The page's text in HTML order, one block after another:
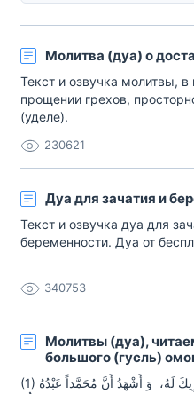
Молитва (дуа) о
Текст и озвучка молитвы, в
прощении грехов,
(уделе).
230621
Дуа для зачатия и
Текст и озвучка дуа для
беременности. Дуа от
340753
Молитвы (дуа),
большого (гусль)
(1) أَشْهَدُ أَنْ لاَ إِلٰهَ إِلاَّ الله وَحْدَهُ لاَ شَرِيكَ لَهُ، وَ أَشْهَدُ أَنَّ مُحَمَّداً عَبْدُهُ